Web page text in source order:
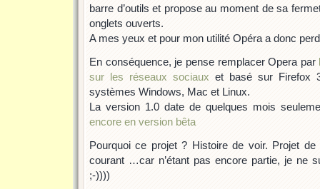
barre d’outils et propose au moment de sa
onglets ouverts.
A mes yeux et pour mon utilité Opéra a donc
En conséquence, je pense remplacer Opera par
sur les réseaux sociaux et basé sur Firefox
systèmes Windows, Mac et Linux.
La version 1.0 date de quelques mois
encore en version bêta
Pourquoi ce projet ? Histoire de voir. Projet
courant …car n’étant pas encore partie, je ne
;-))))